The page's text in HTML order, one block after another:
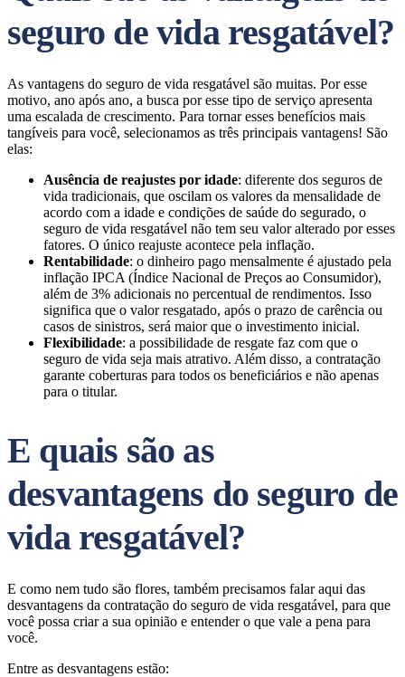
seguro de vida resgatável?
As vantagens do seguro de vida resgatável são muitas. Por esse
motivo, ano após ano, a busca por esse tipo de serviço apresenta
uma escalada de crescimento. Para tornar esses benefícios mais
tangíveis para você, selecionamos as três principais vantagens! São
elas:
Ausência de reajustes por idade: diferente dos seguros de
vida tradicionais, que oscilam os valores da mensalidade de
acordo com a idade e condições de saúde do segurado, o
seguro de vida resgatável não tem seu valor alterado por esses
fatores. O único reajuste acontece pela inflação.
Rentabilidade: o dinheiro pago mensalmente é ajustado pela
inflação IPCA (Índice Nacional de Preços ao Consumidor),
além de 3% adicionais no percentual de rendimentos. Isso
significa que o valor resgatado, após o prazo de carência ou
casos de sinistros, será maior que o investimento inicial.
Flexibilidade: a possibilidade de resgate faz com que o
seguro de vida seja mais atrativo. Além disso, a contratação
garante coberturas para todos os beneficiários e não apenas
para o titular.
E quais são as
desvantagens do seguro de
vida resgatável?
E como nem tudo são flores, também precisamos falar aqui das
desvantagens da contratação do seguro de vida resgatável, para que
você possa criar a sua opinião e entender o que vale a pena para
você.
Entre as desvantagens estão: